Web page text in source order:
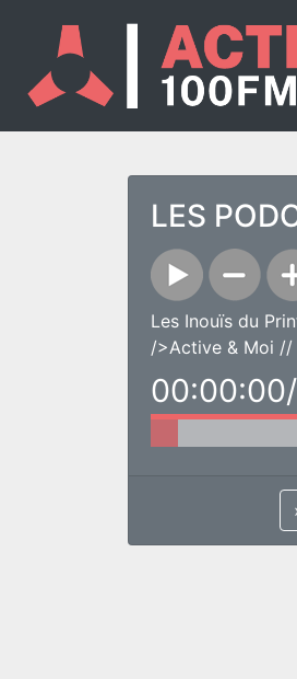
LES
Les Inouïs du
/>Active & Moi //